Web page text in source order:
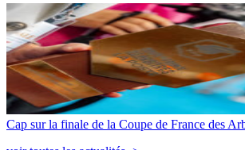
Cap sur la finale de la Coupe de France des